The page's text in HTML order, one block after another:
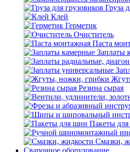
Груза
Клей
Герметик
Очиститель
Паста
Заплаты
Резина сырая
Пакеты
Смазки,
Сварочное оборудование